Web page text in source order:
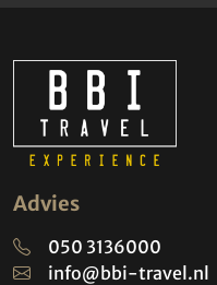
Advies
050 3136000
info@bbi-travel.nl